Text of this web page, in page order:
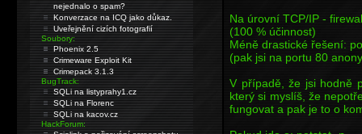
Na úrovní TCP/IP -
(100 % účinnost)
Méně drastické řešení:
(pak jsi na portu 80
V případě, že jsi hodně
který si myslíš, že
fungovat a pak je to o
nejednalo o spam?
Konverzace na ICQ jako důkaz.
Uveřejnění cizích fotografií
Soubory:
Phoenix 2.5
Crimeware Exploit Kit
Crimepack 3.1.3
BugTrack:
SQLi na listyprahy1.cz
SQLi na Florenc
SQLi na kacov.cz
HackForum: